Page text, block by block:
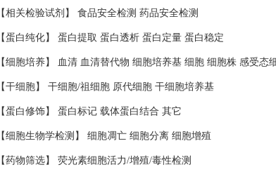
【相关检验试剂】 食品安全检测 药品安全检测
【蛋白纯化】 蛋白提取 蛋白透析 蛋白定量 蛋白稳定
【细胞培养】 血清 血清替代物 细胞培养基 细胞 细胞株 感受态
【干细胞】 干细胞/祖细胞 原代细胞 干细胞培养基
【蛋白修饰】 蛋白标记 载体蛋白结合 其它
【细胞生物学检测】 细胞凋亡 细胞分离 细胞增殖
【药物筛选】 荧光素细胞活力/增殖/毒性检测